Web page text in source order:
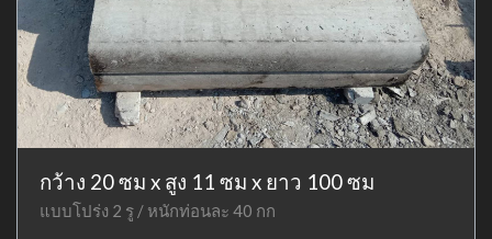
กว้าง 20 ซม x สูง 11 ซม x ยาว 100 ซม
แบบโปร่ง 2 รู / หนักท่อนละ 40 กก